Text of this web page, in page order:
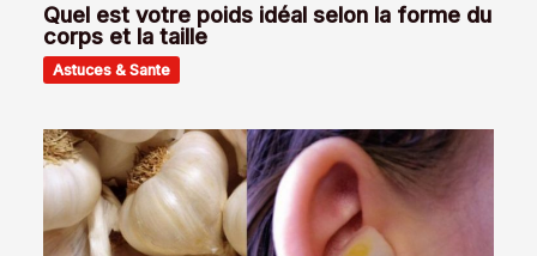
Quel est votre poids idéal selon la forme du
corps et la taille
Astuces & Sante